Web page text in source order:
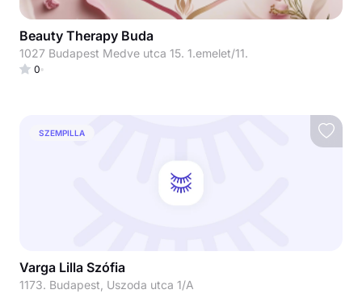
Beauty Therapy Buda
1027 Budapest Medve utca 15. 1.emelet/11.
0
SZEMPILLA
Varga Lilla Szófia
1173. Budapest, Uszoda utca 1/A